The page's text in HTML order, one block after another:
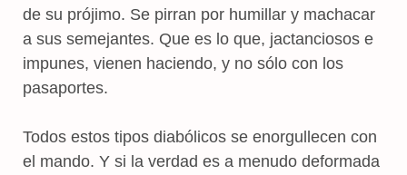
de su prójimo. Se pirran por humillar y machacar
a sus semejantes. Que es lo que, jactanciosos e
impunes, vienen haciendo, y no sólo con los
pasaportes.
Todos estos tipos diabólicos se enorgullecen con
el mando. Y si la verdad es a menudo deformada